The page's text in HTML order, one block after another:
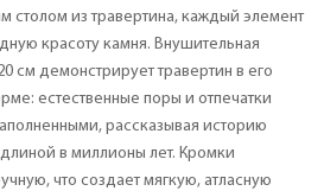
столом из травертина, каждый элемент
красоту камня. Внушительная
см демонстрирует травертин в его
естественные поры и отпечатки
рассказывая историю
в миллионы лет. Кромки
что создает мягкую, атласную